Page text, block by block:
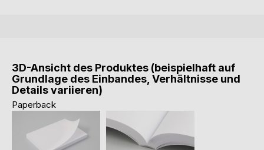
3D-Ansicht des Produktes (beispielhaft auf
Grundlage des Einbandes, Verhältnisse und
Details variieren)
Paperback